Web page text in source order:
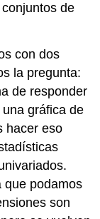
de
con dos
la pregunta:
de responder
gráfica de
hacer eso
que podamos
son